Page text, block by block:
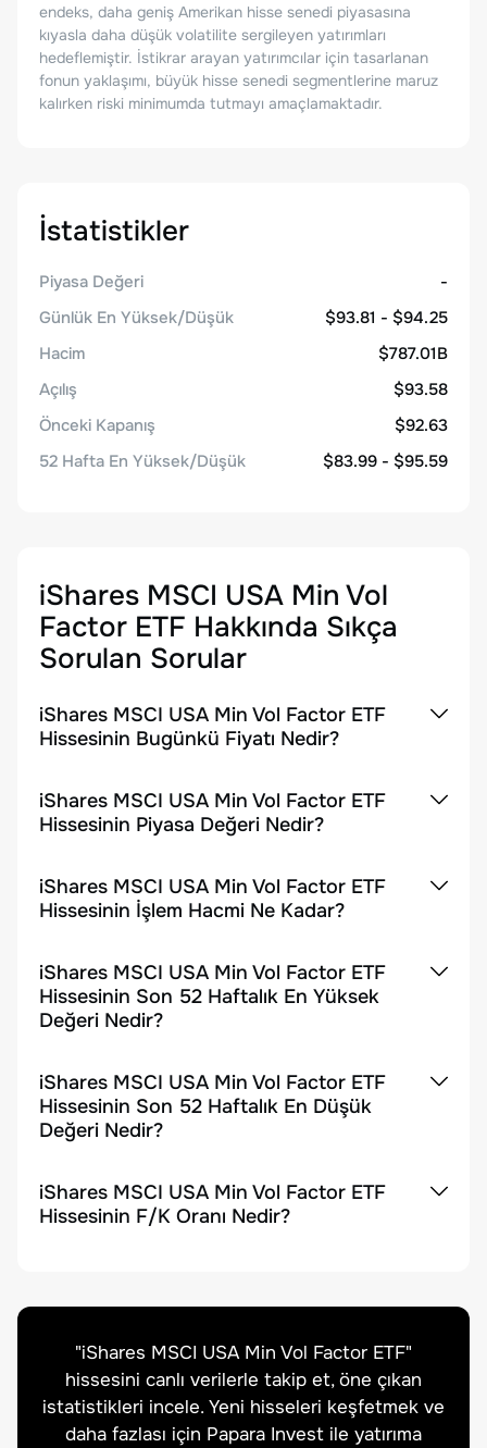
endeks, daha geniş Amerikan hisse senedi piyasasına
kıyasla daha düşük volatilite sergileyen yatırımları
hedeflemiştir. İstikrar arayan yatırımcılar için tasarlanan
fonun yaklaşımı, büyük hisse senedi segmentlerine maruz
kalırken riski minimumda tutmayı amaçlamaktadır.
İstatistikler
Piyasa Değeri
-
Günlük En Yüksek/Düşük
$93.81 - $94.25
Hacim
$787.01B
Açılış
$93.58
Önceki Kapanış
$92.63
52 Hafta En Yüksek/Düşük
$83.99 - $95.59
iShares MSCI USA Min Vol
Factor ETF Hakkında Sıkça
Sorulan Sorular
iShares MSCI USA Min Vol Factor ETF
Hissesinin Bugünkü Fiyatı Nedir?
iShares MSCI USA Min Vol Factor ETF
Hissesinin Piyasa Değeri Nedir?
iShares MSCI USA Min Vol Factor ETF
Hissesinin İşlem Hacmi Ne Kadar?
iShares MSCI USA Min Vol Factor ETF
Hissesinin Son 52 Haftalık En Yüksek
Değeri Nedir?
iShares MSCI USA Min Vol Factor ETF
Hissesinin Son 52 Haftalık En Düşük
Değeri Nedir?
iShares MSCI USA Min Vol Factor ETF
Hissesinin F/K Oranı Nedir?
"iShares MSCI USA Min Vol Factor ETF"
hissesini canlı verilerle takip et, öne çıkan
istatistikleri incele. Yeni hisseleri keşfetmek ve
daha fazlası için Papara Invest ile yatırıma